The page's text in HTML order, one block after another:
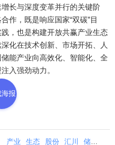
长与深度变革并行的关键阶
作，既是响应国家“双碳”目
，也是构建开放共赢产业生态
化在技术创新、市场开拓、人
能产业向高效化、智能化、全
入强劲动力。
报
产业 生态 股份 汇川 储能